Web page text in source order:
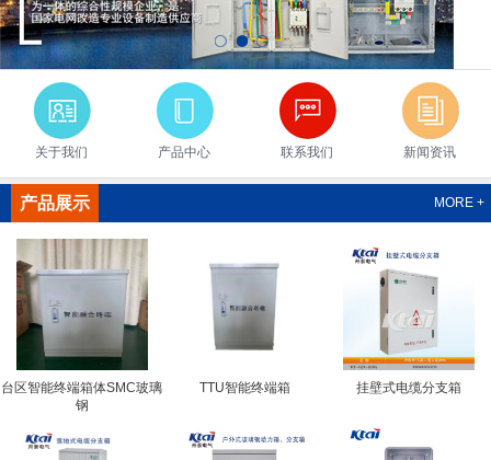
关于我们 产品中心 联系我们 新闻资讯
产品展示 MORE +
台区智能终端箱体SMC玻璃
钢
TTU智能终端箱 挂壁式电缆分支箱